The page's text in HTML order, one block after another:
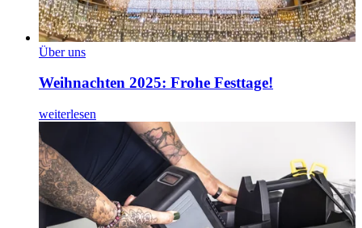
Über uns
Weihnachten 2025: Frohe Festtage!
weiterlesen